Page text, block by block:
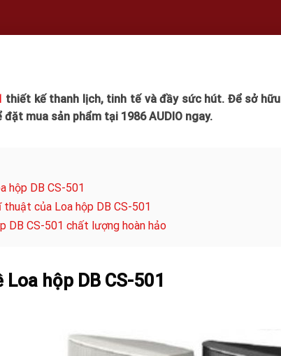
thiết kế thanh lịch, tinh tế và đầy sức hút. Để sở
đặt mua sản phẩm tại 1986 AUDIO ngay.
hộp DB CS-501
thuật của Loa hộp DB CS-501
DB CS-501 chất lượng hoàn hảo
hộp DB CS-501